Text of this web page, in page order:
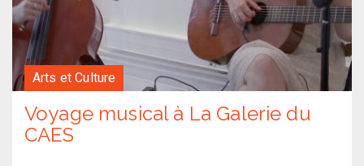
Arts et Culture
Voyage musical à La Galerie du
CAES